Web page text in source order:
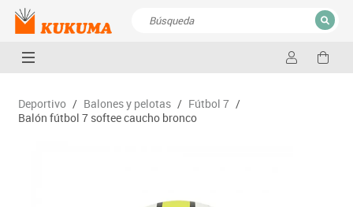
CERRAR
Deportivo / Balones y pelotas / Fútbol 7 /
Balón fútbol 7 softee caucho bronco